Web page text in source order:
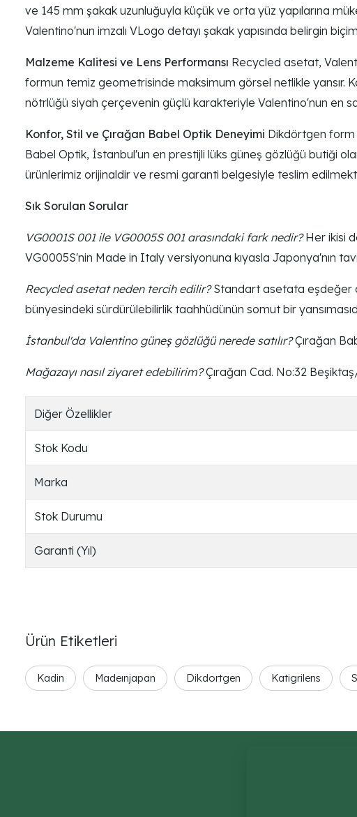
ve 145 mm şakak uzunluğuyla küçük ve orta yüz yapılarına
Valentino'nun imzalı VLogo detayı şakak yapısında belirgin
Malzeme Kalitesi ve Lens Performansı Recycled asetat,
formun temiz geometrisinde maksimum görsel netlikle yansır.
nötrlüğü siyah çerçevenin güçlü karakteriyle Valentino'nun en
Konfor, Stil ve Çırağan Babel Optik Deneyimi Dikdörtgen form
Babel Optik, İstanbul'un en prestijli lüks güneş gözlüğü butiği
ürünlerimiz orijinaldir ve resmi garanti belgesiyle teslim
Sık Sorulan Sorular
VG0001S 001 ile VG0005S 001 arasındaki fark nedir?Her ikisi
VG0005S'nin Made in Italy versiyonuna kıyasla Japonya'nın
Recycled asetat neden tercih edilir?Standart asetata eşdeğer
bünyesindeki sürdürülebilirlik taahhüdünün somut bir
İstanbul'da Valentino güneş gözlüğü nerede satılır?Çırağan
Mağazayı nasıl ziyaret edebilirim?Çırağan Cad. No:32
Diğer Özellikler
Stok Kodu
Marka
Stok Durumu
Garanti (Yıl)
Ürün Etiketleri
Kadin Madeınjapan Dikdortgen Katigrilens